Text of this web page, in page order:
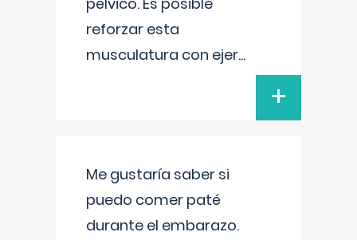
reforzar esta
musculatura con ejer...
+
Me gustaría saber si
puedo comer paté
durante el embarazo.